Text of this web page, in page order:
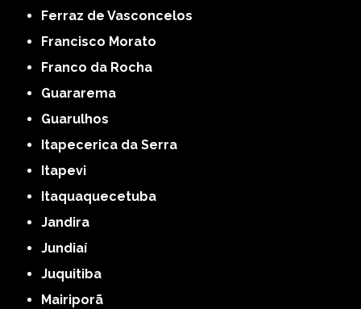
Ferraz de Vasconcelos
Francisco Morato
Franco da Rocha
Guararema
Guarulhos
Itapecerica da Serra
Itapevi
Itaquaquecetuba
Jandira
Jundiaí
Juquitiba
Mairiporã